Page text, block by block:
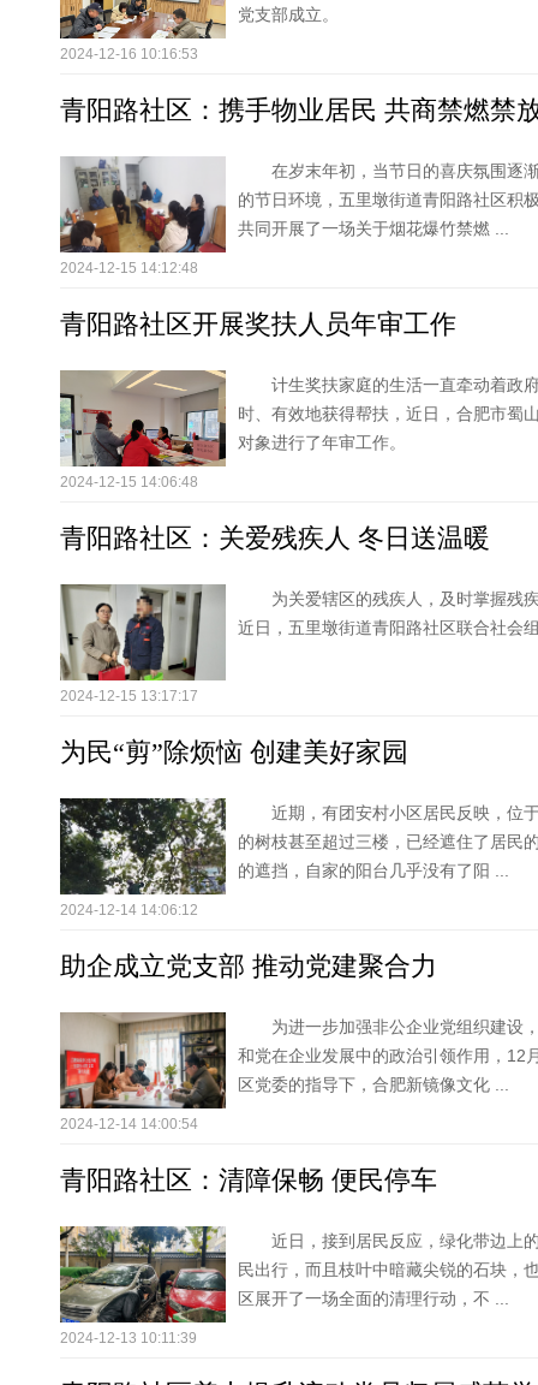
党支部成立。
2024-12-16 10:16:53
青阳路社区：携手物业居民 共商禁燃禁
在岁末年初，当节日的喜庆氛围逐
的节日环境，五里墩街道青阳路社区积
共同开展了一场关于烟花爆竹禁燃 ...
2024-12-15 14:12:48
青阳路社区开展奖扶人员年审工作
计生奖扶家庭的生活一直牵动着政
时、有效地获得帮扶，近日，合肥市蜀
对象进行了年审工作。
2024-12-15 14:06:48
青阳路社区：关爱残疾人 冬日送温暖
为关爱辖区的残疾人，及时掌握残
近日，五里墩街道青阳路社区联合社会
2024-12-15 13:17:17
为民“剪”除烦恼 创建美好家园
近期，有团安村小区居民反映，位
的树枝甚至超过三楼，已经遮住了居民
的遮挡，自家的阳台几乎没有了阳 ...
2024-12-14 14:06:12
助企成立党支部 推动党建聚合力
为进一步加强非公企业党组织建设
和党在企业发展中的政治引领作用，12
区党委的指导下，合肥新镜像文化 ...
2024-12-14 14:00:54
青阳路社区：清障保畅 便民停车
近日，接到居民反应，绿化带边上
民出行，而且枝叶中暗藏尖锐的石块，
区展开了一场全面的清理行动，不 ...
2024-12-13 10:11:39